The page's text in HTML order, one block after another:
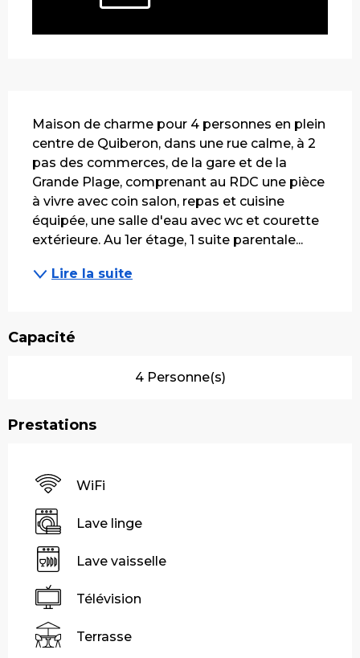
Maison de charme pour 4 personnes en plein
centre de Quiberon, dans une rue calme, à 2
pas des commerces, de la gare et de la
Grande Plage, comprenant au RDC une pièce
à vivre avec coin salon, repas et cuisine
équipée, une salle d'eau avec wc et courette
extérieure. Au 1er étage, 1 suite parentale...
Lire la suite
Capacité
4 Personne(s)
Prestations
WiFi
Lave linge
Lave vaisselle
Télévision
Terrasse